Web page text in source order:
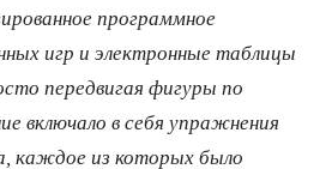
программное
игр и электронные таблицы
передвигая фигуры по
включало в себя упражнения
каждое из которых было